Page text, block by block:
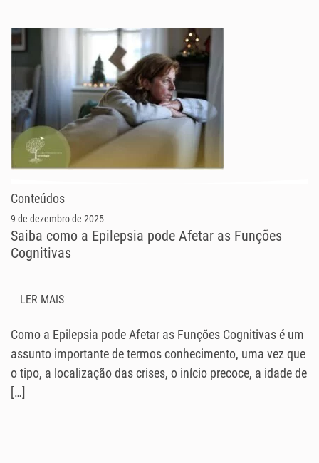
Conteúdos
9 de dezembro de 2025
Saiba como a Epilepsia pode Afetar as Funções
Cognitivas
LER MAIS
Como a Epilepsia pode Afetar as Funções Cognitivas é um
assunto importante de termos conhecimento, uma vez que
o tipo, a localização das crises, o início precoce, a idade de
[…]